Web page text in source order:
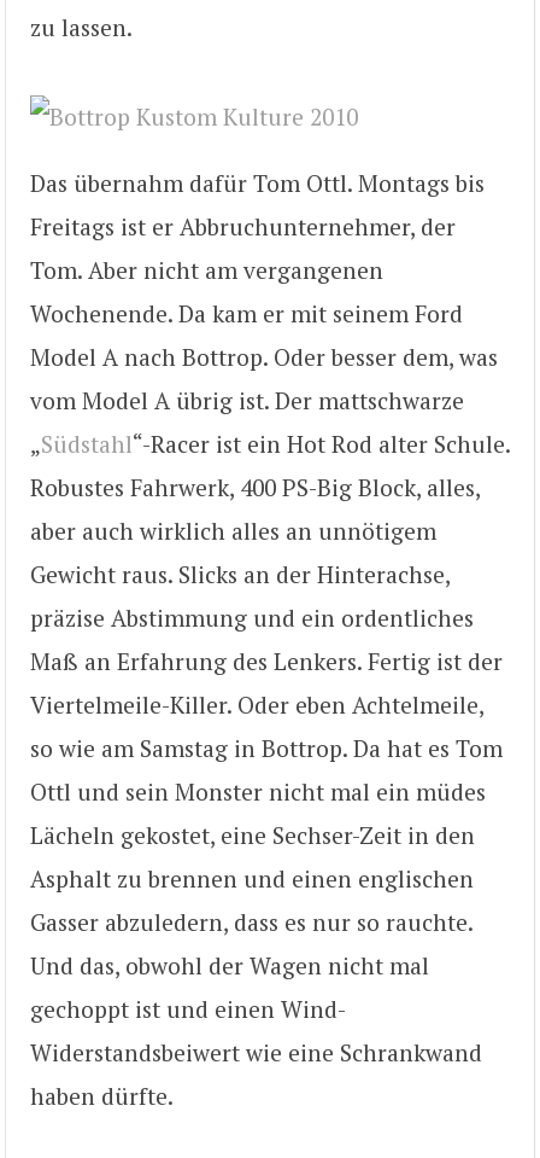
zu lassen.
Das übernahm dafür Tom Ottl. Montags bis
Freitags ist er Abbruchunternehmer, der
Tom. Aber nicht am vergangenen
Wochenende. Da kam er mit seinem Ford
Model A nach Bottrop. Oder besser dem, was
vom Model A übrig ist. Der mattschwarze
„Südstahl“-Racer ist ein Hot Rod alter Schule.
Robustes Fahrwerk, 400 PS-Big Block, alles,
aber auch wirklich alles an unnötigem
Gewicht raus. Slicks an der Hinterachse,
präzise Abstimmung und ein ordentliches
Maß an Erfahrung des Lenkers. Fertig ist der
Viertelmeile-Killer. Oder eben Achtelmeile,
so wie am Samstag in Bottrop. Da hat es Tom
Ottl und sein Monster nicht mal ein müdes
Lächeln gekostet, eine Sechser-Zeit in den
Asphalt zu brennen und einen englischen
Gasser abzuledern, dass es nur so rauchte.
Und das, obwohl der Wagen nicht mal
gechoppt ist und einen Wind-
Widerstandsbeiwert wie eine Schrankwand
haben dürfte.